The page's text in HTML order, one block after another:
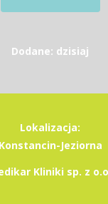
Dodane: dzisiaj
Lokalizacja:
Konstancin-Jeziorna
Kliniki sp. z